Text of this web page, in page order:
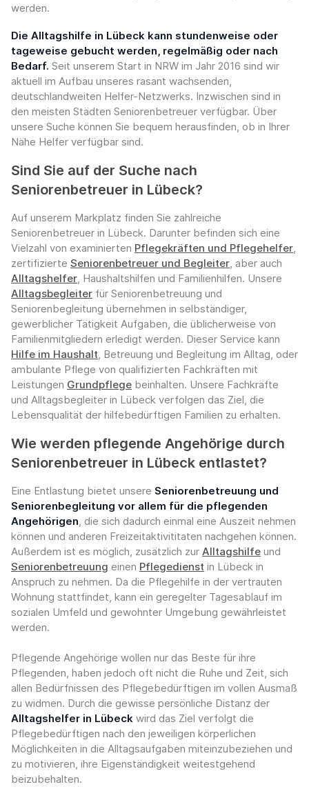
werden.
Die Alltagshilfe in Lübeck kann stundenweise oder
tageweise gebucht werden, regelmäßig oder nach
Bedarf. Seit unserem Start in NRW im Jahr 2016 sind wir
aktuell im Aufbau unseres rasant wachsenden,
deutschlandweiten Helfer-Netzwerks. Inzwischen sind in
den meisten Städten Seniorenbetreuer verfügbar. Über
unsere Suche können Sie bequem herausfinden, ob in Ihrer
Nähe Helfer verfügbar sind.
Sind Sie auf der Suche nach
Seniorenbetreuer in Lübeck?
Auf unserem Markplatz finden Sie zahlreiche
Seniorenbetreuer in Lübeck. Darunter befinden sich eine
Vielzahl von examinierten Pflegekräften und Pflegehelfer,
zertifizierte Seniorenbetreuer und Begleiter, aber auch
Alltagshelfer, Haushaltshilfen und Familienhilfen. Unsere
Alltagsbegleiter für Seniorenbetreuung und
Seniorenbegleitung übernehmen in selbständiger,
gewerblicher Tätigkeit Aufgaben, die üblicherweise von
Familienmitgliedern erledigt werden. Dieser Service kann
Hilfe im Haushalt, Betreuung und Begleitung im Alltag, oder
ambulante Pflege von qualifizierten Fachkräften mit
Leistungen Grundpflege beinhalten. Unsere Fachkräfte
und Alltagsbegleiter in Lübeck verfolgen das Ziel, die
Lebensqualität der hilfebedürftigen Familien zu erhalten.
Wie werden pflegende Angehörige durch
Seniorenbetreuer in Lübeck entlastet?
Eine Entlastung bietet unsere Seniorenbetreuung und
Seniorenbegleitung vor allem für die pflegenden
Angehörigen, die sich dadurch einmal eine Auszeit nehmen
können und anderen Freizeitaktivititaten nachgehen können.
Außerdem ist es möglich, zusätzlich zur Alltagshilfe und
Seniorenbetreuung einen Pflegedienst in Lübeck in
Anspruch zu nehmen. Da die Pflegehilfe in der vertrauten
Wohnung stattfindet, kann ein geregelter Tagesablauf im
sozialen Umfeld und gewohnter Umgebung gewährleistet
werden.
Pflegende Angehörige wollen nur das Beste für ihre
Pflegenden, haben jedoch oft nicht die Ruhe und Zeit, sich
allen Bedürfnissen des Pflegebedürftigen im vollen Ausmaß
zu widmen. Durch die gewisse persönliche Distanz der
Alltagshelfer in Lübeck wird das Ziel verfolgt die
Pflegebedürftigen nach den jeweiligen körperlichen
Möglichkeiten in die Alltagsaufgaben miteinzubeziehen und
zu motivieren, ihre Eigenständigkeit weitestgehend
beizubehalten.